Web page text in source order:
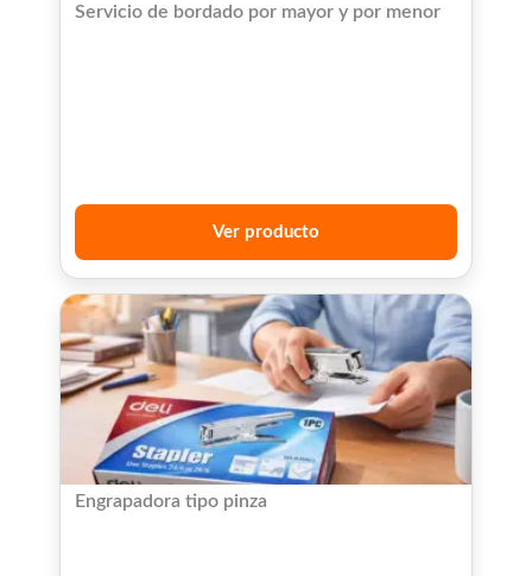
Servicio de bordado por mayor y por menor
Ver producto
Engrapadora tipo pinza